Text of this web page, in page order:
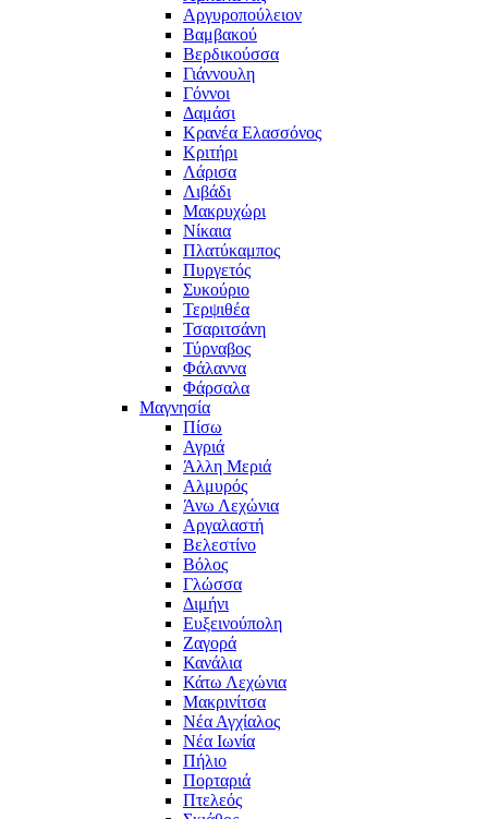
Αργυροπούλειον
Βαμβακού
Βερδικούσσα
Γιάννουλη
Γόννοι
Δαμάσι
Κρανέα Ελασσόνος
Κριτήρι
Λάρισα
Λιβάδι
Μακρυχώρι
Νίκαια
Πλατύκαμπος
Πυργετός
Συκούριο
Τερψιθέα
Τσαριτσάνη
Τύρναβος
Φάλαννα
Φάρσαλα
Μαγνησία
Πίσω
Αγριά
Άλλη Μεριά
Αλμυρός
Άνω Λεχώνια
Αργαλαστή
Βελεστίνο
Βόλος
Γλώσσα
Διμήνι
Ευξεινούπολη
Ζαγορά
Κανάλια
Κάτω Λεχώνια
Μακρινίτσα
Νέα Αγχίαλος
Νέα Ιωνία
Πήλιο
Πορταριά
Πτελεός